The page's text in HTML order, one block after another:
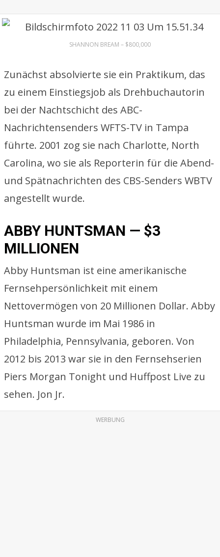
SHANNON BREAM – $800,000
Zunächst absolvierte sie ein Praktikum, das
zu einem Einstiegsjob als Drehbuchautorin
bei der Nachtschicht des ABC-
Nachrichtensenders WFTS-TV in Tampa
führte. 2001 zog sie nach Charlotte, North
Carolina, wo sie als Reporterin für die Abend-
und Spätnachrichten des CBS-Senders WBTV
angestellt wurde.
ABBY HUNTSMAN — $3
MILLIONEN
Abby Huntsman ist eine amerikanische
Fernsehpersönlichkeit mit einem
Nettovermögen von 20 Millionen Dollar. Abby
Huntsman wurde im Mai 1986 in
Philadelphia, Pennsylvania, geboren. Von
2012 bis 2013 war sie in den Fernsehserien
Piers Morgan Tonight und Huffpost Live zu
sehen. Jon Jr.
WERBUNG